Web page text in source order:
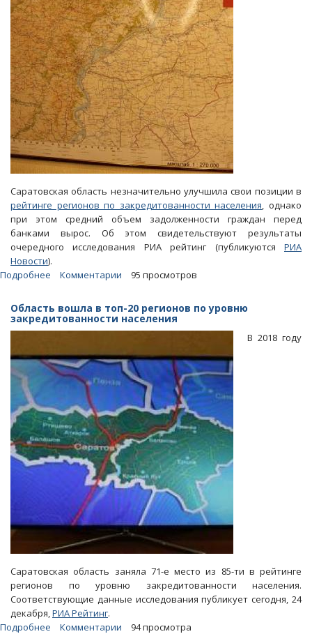
Саратовская область незначительно улучшила свои позиции в
рейтинге регионов по закредитованности населения, однако
при этом средний объем задолженности граждан перед
банками вырос. Об этом свидетельствуют результаты
очередного исследования РИА рейтинг (публикуются РИА
Новости).
Подробнее
За
год
закредитованности
саратовцев
заметно
вырос
Комментарии 95 просмотров
Область вошла в топ-20 регионов по уровню
закредитованности населения
В 2018 году
Саратовская область заняла 71-е место из 85-ти в рейтинге
регионов по уровню закредитованности населения.
Соответствующие данные исследования публикует сегодня, 24
декабря,РИА Рейтинг.
Подробнее
Комментарии 94 просмотра